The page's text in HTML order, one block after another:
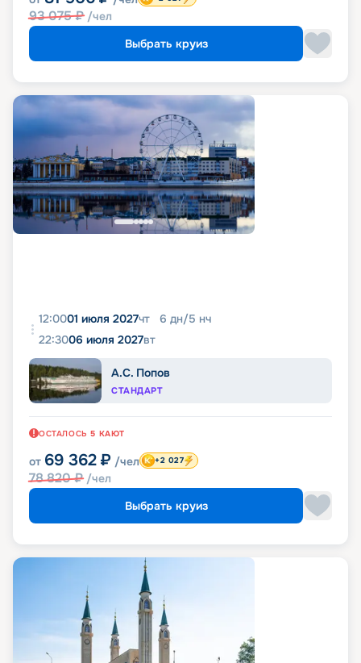
93 075₽ /чел
Выбрать круиз
12:0001 июля 2027чт 6 дн/5 нч
22:3006 июля 2027вт
А.С. Попов
СТАНДАРТ
ОСТАЛОСЬ 5 КАЮТ
от 69 362 ₽ /чел
78 820₽ /чел
+2 027
Выбрать круиз